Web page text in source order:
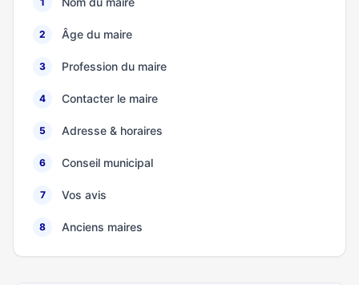
2 Âge du maire
3 Profession du maire
4 Contacter le maire
5 Adresse & horaires
6 Conseil municipal
7 Vos avis
8 Anciens maires